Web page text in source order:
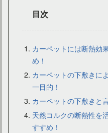
カーペットにグレーを選ぶ！
目次
カーペットには断熱効
め！
カーペットの下敷きに
一目的！
カーペットの下敷きと
天然コルクの断熱性を
すすめ！